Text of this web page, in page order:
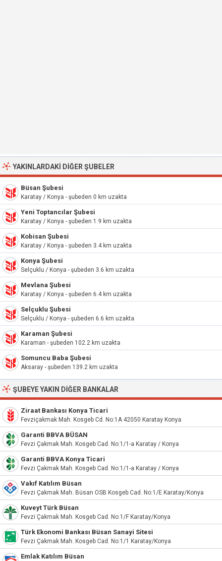
YAKINLARDAKI DIĞER ŞUBELER
Büsan Şubesi
Karatay / Konya - şubeden 0 km uzakta
Yeni Toptancılar Şubesi
Karatay / Konya - şubeden 1.9 km uzakta
Kobisan Şubesi
Karatay / Konya - şubeden 3.4 km uzakta
Konya Şubesi
Selçuklu / Konya - şubeden 3.6 km uzakta
Mevlana Şubesi
Karatay / Konya - şubeden 6.4 km uzakta
Selçuklu Şubesi
Selçuklu / Konya - şubeden 6.6 km uzakta
Karaman Şubesi
Karaman - şubeden 102.2 km uzakta
Somuncu Baba Şubesi
Aksaray - şubeden 139.2 km uzakta
ŞUBEYE YAKIN DIĞER BANKALAR
Ziraat Bankası Konya Ticari
Fevziçakmak Mah. Kosgeb Cd. No:1A 42050 Karatay Konya
Garanti BBVA BÜSAN
Fevzi Çakmak Mah. Kosgeb Cad. No:1/1-a Karatay / Konya
Garanti BBVA Konya Ticari
Fevzi Çakmak Mah. Kosgeb Cad. No:1/1-a Karatay / Konya
Vakıf Katılım Büsan
Fevzi Çakmak Mah. Büsan OSB Kosgeb Cad. No:1/E Karatay/Konya
Kuveyt Türk Büsan
Fevzi Çakmak Mah. Kosgeb Cad. No:1/F Karatay/Konya
Türk Ekonomi Bankası Büsan Sanayi Sitesi
Fevzi Çakmak Mah. Kosgeb Cad. No:1/1 Karatay/Konya
Emlak Katılım Büsan